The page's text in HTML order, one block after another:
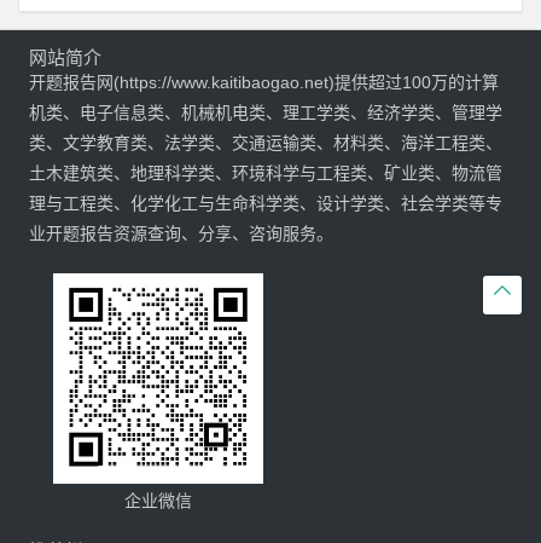

网站简介
开题报告网(https://www.kaitibaogao.net)提供超过100万的计算
机类、电子信息类、机械机电类、理工学类、经济学类、管理学
类、文学教育类、法学类、交通运输类、材料类、海洋工程类、
土木建筑类、地理科学类、环境科学与工程类、矿业类、物流管
理与工程类、化学化工与生命科学类、设计学类、社会学类等专
业开题报告资源查询、分享、咨询服务。
企业微信